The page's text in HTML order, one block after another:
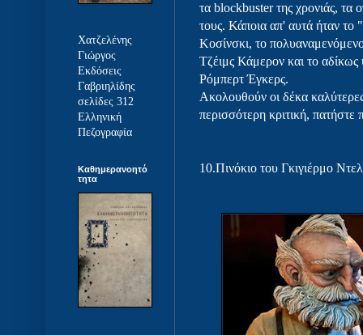
τα blockbuster της χρονιάς, τα
τους. Κάποια απ' αυτά ήταν
Κοσίνσκι, το
Τζέιμς Κάμερον και το
Ρόμπερτ Έγκερς.
Ακολουθούν οι δέκα καλύτερες
περισσότερη κριτική, πατήστε
10.Πινόκιο του Γκιγιέρμο
Χατζελένης
Γιώργος
Εκδόσεις
Γαβριηλίδης
σελίδες 312
Ελληνική
Πεζογραφία
Καθημερανοητό
τητα